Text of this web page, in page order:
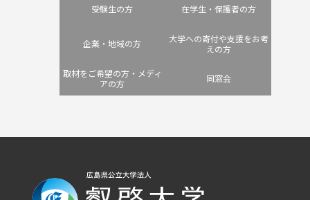
受験生の方 在学生・保護者の方
企業・地域の方
大学への寄付や支援をお考
えの方
取材をご希望の方・メディ
アの方
同窓会